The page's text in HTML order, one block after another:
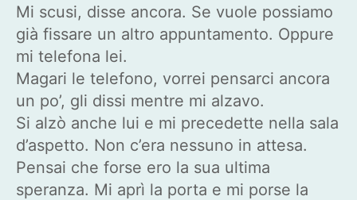
Mi scusi, disse ancora. Se vuole possiamo
già fissare un altro appuntamento. Oppure
mi telefona lei.
Magari le telefono, vorrei pensarci ancora
un po’, gli dissi mentre mi alzavo.
Si alzò anche lui e mi precedette nella sala
d’aspetto. Non c’era nessuno in attesa.
Pensai che forse ero la sua ultima
speranza. Mi aprì la porta e mi porse la